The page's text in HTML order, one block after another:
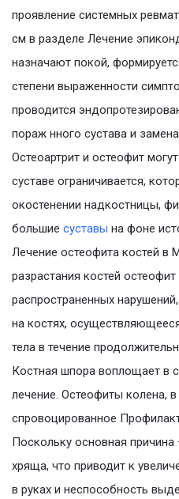
проявление системных
см в разделе Лечение
назначают покой,
степени выраженности
проводится
пораж нного сустава и
Остеоартрит и остеофит
суставе ограничивается,
окостенении надкостницы,
большие суставы на фоне
Лечение остеофита костей в
разрастания костей
распространенных
на костях,
тела в течение
Костная шпора воплощает в
лечение. Остеофиты колена, в
спровоцированное
Поскольку основная причина
хряща, что приводит к
в руках и неспособность